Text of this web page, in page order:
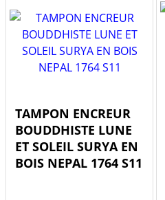
TAMPON ENCREUR
BOUDDHISTE LUNE
ET SOLEIL SURYA EN
BOIS NEPAL 1764 S11